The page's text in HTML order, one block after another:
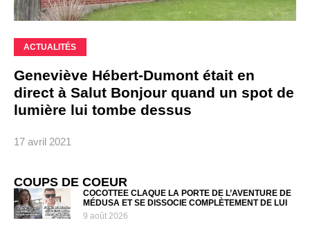
ACTUALITÉS
Geneviève Hébert-Dumont était en
direct à Salut Bonjour quand un spot de
lumière lui tombe dessus
17 avril 2021
COUPS DE COEUR
COCOTTEE CLAQUE LA PORTE DE L’AVENTURE DE
MÉDUSA ET SE DISSOCIE COMPLÈTEMENT DE LUI
9 août 2026